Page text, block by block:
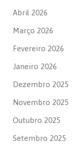
Abril 2026
Março 2026
Fevereiro 2026
Janeiro 2026
Dezembro 2025
Novembro 2025
Outubro 2025
Setembro 2025